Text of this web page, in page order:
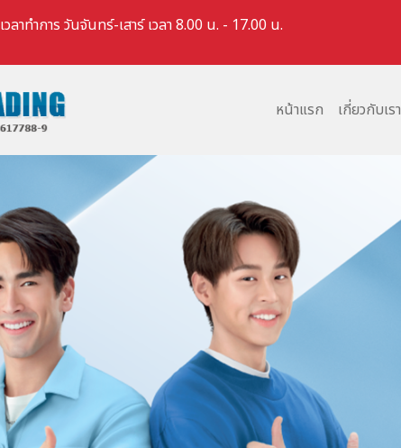
ลาทำการ วันจันทร์-เสาร์ เวลา 8.00 น. - 17.00 น.
หน้าแรก เกี่ยวกับเรา